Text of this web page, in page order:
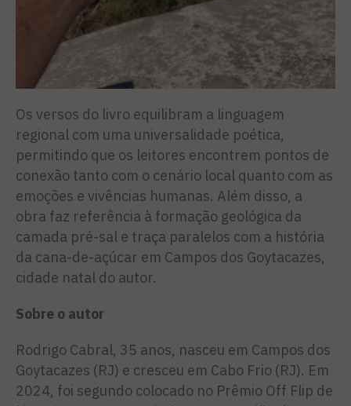
Os versos do livro equilibram a linguagem
regional com uma universalidade poética,
permitindo que os leitores encontrem pontos de
conexão tanto com o cenário local quanto com as
emoções e vivências humanas. Além disso, a
obra faz referência à formação geológica da
camada pré-sal e traça paralelos com a história
da cana-de-açúcar em Campos dos Goytacazes,
cidade natal do autor.
Sobre o autor
Rodrigo Cabral, 35 anos, nasceu em Campos dos
Goytacazes (RJ) e cresceu em Cabo Frio (RJ). Em
2024, foi segundo colocado no Prêmio Off Flip de